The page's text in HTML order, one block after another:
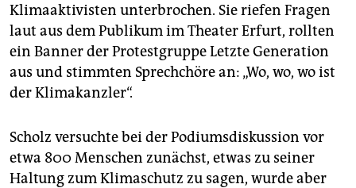
Klimaaktivisten unterbrochen. Sie riefen Fragen
laut aus dem Publikum im Theater Erfurt, rollten
ein Banner der Protestgruppe Letzte Generation
aus und stimmten Sprechchöre an: „Wo, wo, wo ist
der Klimakanzler“.
Scholz versuchte bei der Podiumsdiskussion vor
etwa 800 Menschen zunächst, etwas zu seiner
Haltung zum Klimaschutz zu sagen, wurde aber